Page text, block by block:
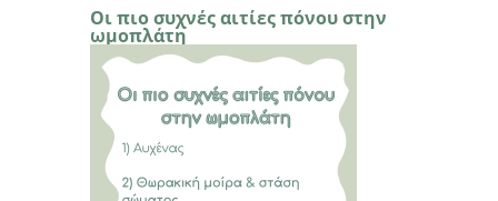
Οι πιο συχνές αιτίες πόνου στην
ωμοπλάτη